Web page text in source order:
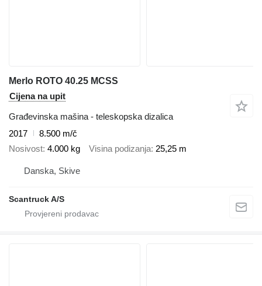
Merlo ROTO 40.25 MCSS
Cijena na upit
Građevinska mašina - teleskopska dizalica
2017
8.500 m/č
Nosivost 4.000 kg Visina podizanja 25,25 m
Danska, Skive
Scantruck A/S